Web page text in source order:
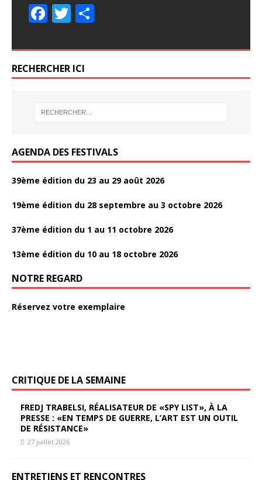
F
e
b
o
T
itt
er
ta
RECHERCHER ICI
AGENDA DES FESTIVALS
39ème édition du 23 au 29 août 2026
19ème édition du 28 septembre au 3 octobre 2026
37ème édition du 1 au 11 octobre 2026
13ème édition du 10 au 18 octobre 2026
NOTRE REGARD
Réservez votre exemplaire
CRITIQUE DE LA SEMAINE
FREDJ TRABELSI, RÉALISATEUR DE «SPY LIST», À LA
PRESSE : «EN TEMPS DE GUERRE, L’ART EST UN OUTIL
DE RÉSISTANCE»
27 juillet 2026
ENTRETIENS ET RENCONTRES